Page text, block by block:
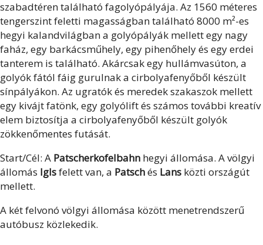
szabadtéren található fagolyópályája. Az 1560 méteres
tengerszint feletti magasságban található 8000 m²-es
hegyi kalandvilágban a golyópályák mellett egy nagy
faház, egy barkácsműhely, egy pihenőhely és egy erdei
tanterem is található. Akárcsak egy hullámvasúton, a
golyók fától fáig gurulnak a cirbolyafenyőből készült
sínpályákon. Az ugratók és meredek szakaszok mellett
egy kivájt fatönk, egy golyólift és számos további kreatív
elem biztosítja a cirbolyafenyőből készült golyók
zökkenőmentes futását.
Start/Cél: A Patscherkofelbahn hegyi állomása. A völgyi
állomás Iglsfelett van, a Patschés Lans közti országút
mellett.
A két felvonó völgyi állomása között menetrendszerű
autóbusz közlekedik.